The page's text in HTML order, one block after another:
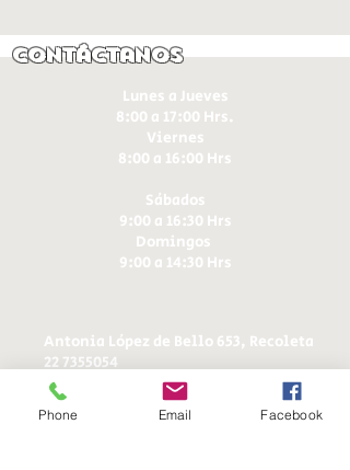
Contáctanos
Lunes a Jueves
8:00 a 17:00 Hrs.
Viernes
8:00 a 16:00 Hrs​
Sábados
9:00 a 16:30 Hrs
Domingos
9:00 a 14:30 Hrs
Antonia López de Bello 653, Recoleta
22 7355054
22 7375725
+56 9 75224598
ducereposteria@gmail.com
Phone Email Facebook